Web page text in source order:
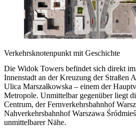
Verkehrsknotenpunkt mit Geschichte
Die Widok Towers befindet sich direkt
Innenstadt an der Kreuzung der Straßen
Ulica Marszałkowska – einem der
Metropole. Unmittelbar gegenüber liegt
Centrum, der Fernverkehrsbahnhof
Nahverkehrsbahnhof Warszawa
unmittelbarer Nähe.